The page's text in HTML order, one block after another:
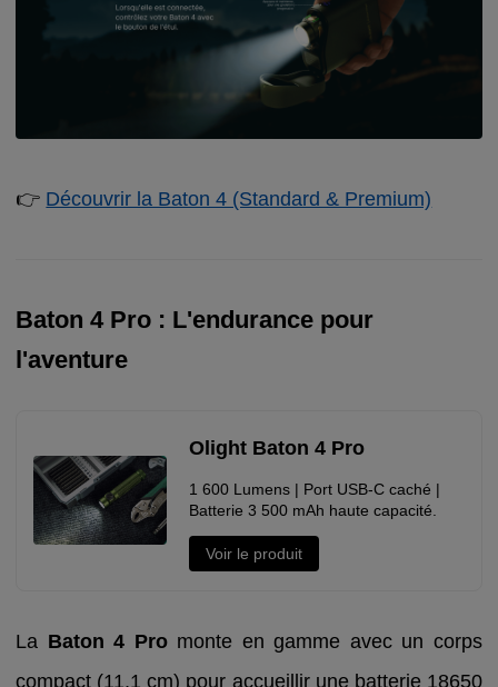
👉 Découvrir la Baton 4 (Standard & Premium)
Baton 4 Pro : L'endurance pour
l'aventure
Olight Baton 4 Pro
1 600 Lumens | Port USB-C caché |
Batterie 3 500 mAh haute capacité.
Voir le produit
La Baton 4 Promonte en gamme avec un corps
compact (11,1 cm) pour accueillir une batterie 18650